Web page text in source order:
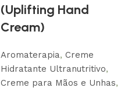
(Uplifting Hand
Cream)
Aromaterapia, Creme
Hidratante Ultranutritivo,
Creme para Mãos e Unhas,